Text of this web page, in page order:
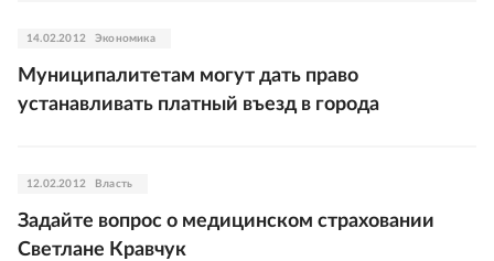
14.02.2012 Экономика
Муниципалитетам могут дать право
устанавливать платный въезд в города
12.02.2012 Власть
Задайте вопрос о медицинском страховании
Светлане Кравчук